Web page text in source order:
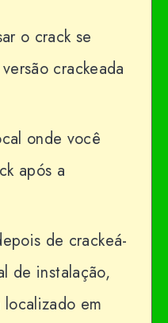
o crack se
crackeada
onde você
após a
de crackeá-
de instalação,
em